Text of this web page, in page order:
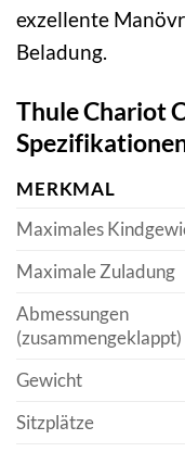
exzellente
Beladung.
Thule Chariot
MERKMAL
Maximales
Maximale Zuladung
Abmessungen
(zusammengeklappt)
Gewicht
Sitzplätze